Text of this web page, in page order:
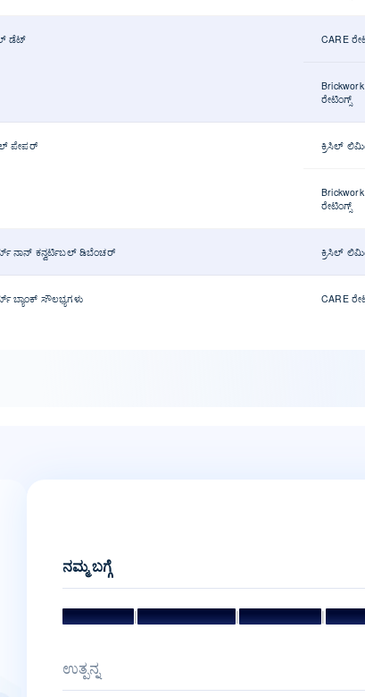
ಡೆಟ್ CARE
Brickwork
ರೇಟಿಂಗ್ಸ್
ಪೇಪರ್ ಕ್ರಿಸಿಲ್
Brickwork
ರೇಟಿಂಗ್ಸ್
ನಾನ್ ಕನ್ವರ್ಟಿಬಲ್ ಡಿಬೆಂಚರ್ ಕ್ರಿಸಿಲ್
ಬ್ಯಾಂಕ್ ಸೌಲಭ್ಯಗಳು CARE
ನಮ್ಮ ಬಗ್ಗೆ
ಧ್ಯೇಯ ಮತ್ತು ಗುರಿ|ಮ್ಯಾನೇಜ್‌ಮೆಂಟ್ ಟೀಮ್|ನಿರ್ದೇಶಕರ ಮಂಡಳಿ|
ಉತ್ಪನ್ನ